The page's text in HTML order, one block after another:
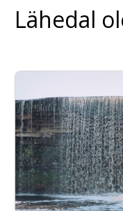
Lähedal